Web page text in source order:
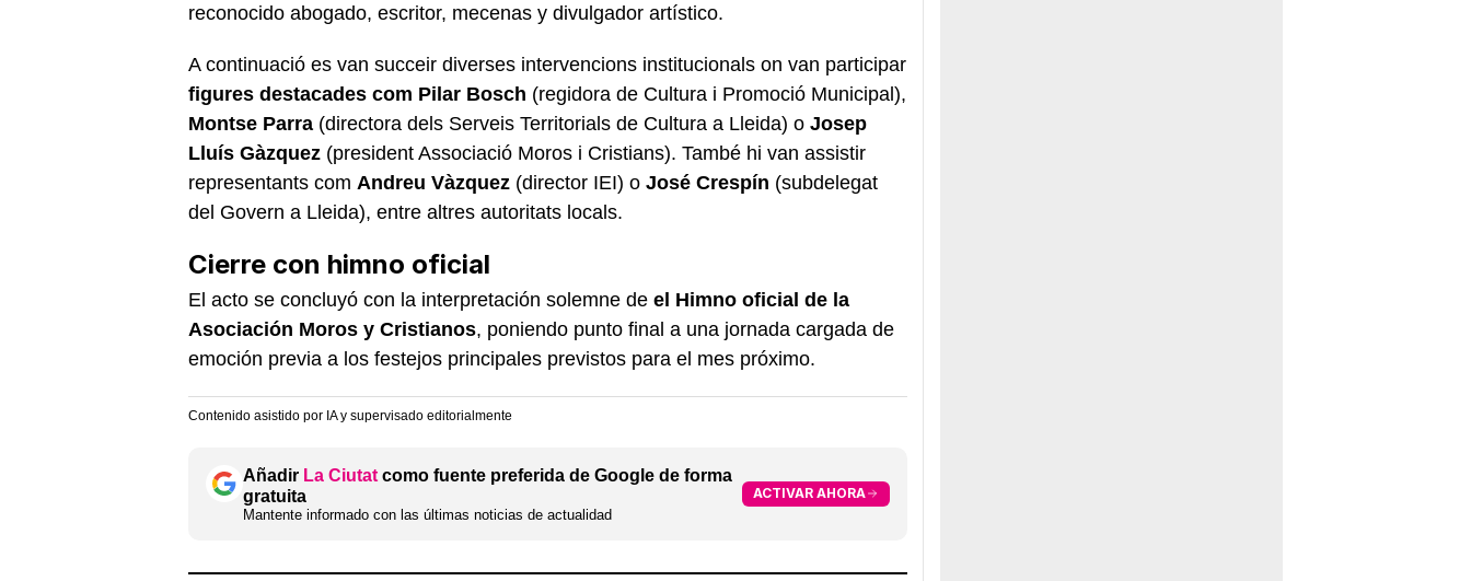
reconocido abogado, escritor, mecenas y divulgador artístico.
A continuació es van succeir diverses intervencions institucionals on van participar
figures destacades com Pilar Bosch (regidora de Cultura i Promoció Municipal),
Montse Parra (directora dels Serveis Territorials de Cultura a Lleida) o Josep
Lluís Gàzquez (president Associació Moros i Cristians). També hi van assistir
representants com Andreu Vàzquez (director IEI) o José Crespín (subdelegat
del Govern a Lleida), entre altres autoritats locals.
Cierre con himno oficial
El acto se concluyó con la interpretación solemne de el Himno oficial de la
Asociación Moros y Cristianos, poniendo punto final a una jornada cargada de
emoción previa a los festejos principales previstos para el mes próximo.
Contenido asistido por IA y supervisado editorialmente
Añadir La Ciutat como fuente preferida de Google de forma
gratuita
Mantente informado con las últimas noticias de actualidad
ACTIVAR AHORA